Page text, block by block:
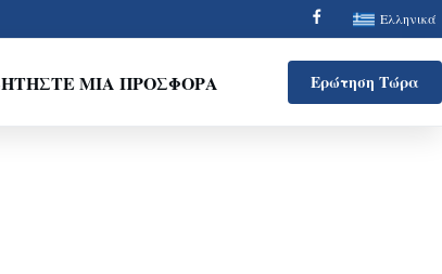
Ελληνικά
ΜΙΑ ΠΡΟΣΦΟΡΆ Ερώτηση Τώρα